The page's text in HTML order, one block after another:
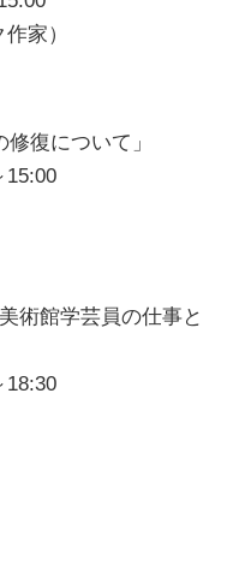
家）
復について」
術館学芸員の仕事と